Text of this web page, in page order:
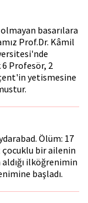
basarılara
Prof.Dr. Kâmil
Profesör, 2
yetismesine
Ölüm: 17
çocuklu bir ailenin
ilköğrenimin
başladı.